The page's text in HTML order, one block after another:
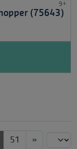
9+
(75643)
51 »
Rendezés: